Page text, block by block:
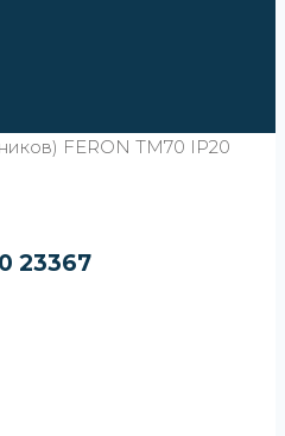
FERON TM70 IP20
23367